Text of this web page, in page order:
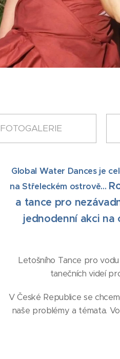
FOTOGALERIE
Global Water Dances je
na Střeleckém ostrově...
a tance pro
jednodenní akci
Letošního Tance pro
tanečních videí
V České Republice se
naše problémy a témata.